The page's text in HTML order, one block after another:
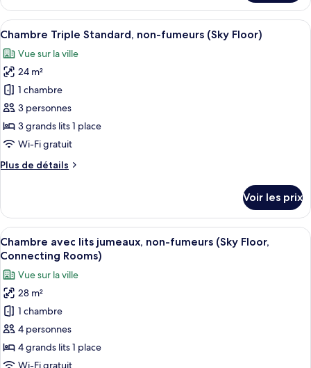
jumeaux,
non-
fumeurs
(Sky
Floor)
le
type
de
Chambre
Familiale
avec
lits
jumeaux,
non-
fumeurs
(Sky
Afficher
toutes
les
photos
pour
ce
type
de
chambre :
Chambre
non-
fumeurs
(Sky
Floor)
14
Chambre Triple Standard, non-fumeurs (Sky Floor)
Vue sur la ville
24 m²
1 chambre
3 personnes
3 grands lits 1 place
Wi-Fi gratuit
Plus de détails
Plus
le
type
de
chambre
Triple
Standard,
non-
fumeurs
(Sky
Voir les prix
Afficher
toutes
les
photos
pour
ce
type
de
chambre :
Une chambre d’hôtel avec deux lits,
14
Chambre avec lits jumeaux, non-fumeurs (Sky Floor,
Connecting Rooms)
Vue sur la ville
28 m²
1 chambre
4 personnes
4 grands lits 1 place
Wi-Fi gratuit